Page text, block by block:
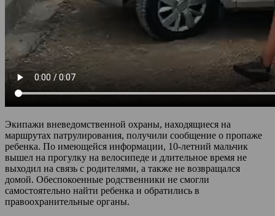
Экипажи вневедомственной охраны, находящиеся на
маршрутах патрулирования, получили сообщение о пропаже
ребенка. По имеющейся информации, 10-летний мальчик
вышел на прогулку на велосипеде и длительное время не
выходил на связь с родителями, а также не возвращался
домой. Обеспокоенные родственники не смогли
самостоятельно найти ребенка и обратились в
правоохранительные органы.